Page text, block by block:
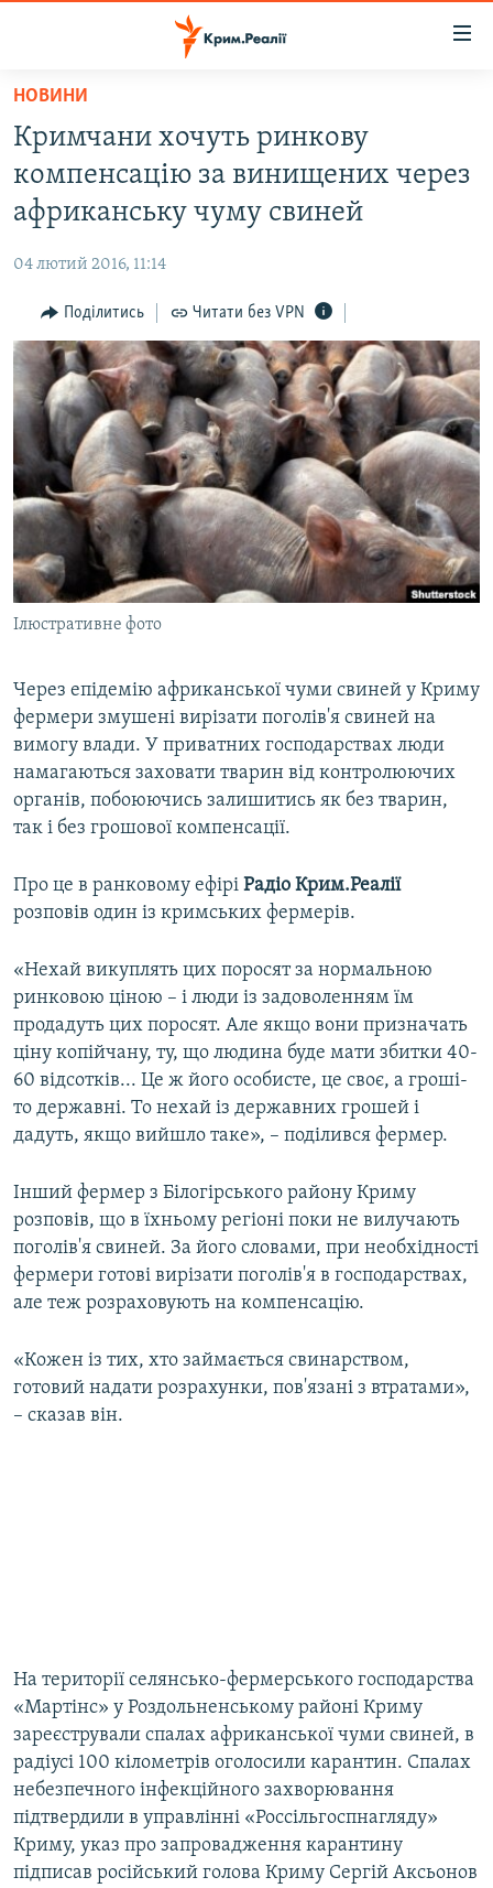
Перейти
основного
матеріалу
Перейти
до
основної
Перейти
до
пошуку
ВОДА.КРИМ
ВІДЕО ТА ФОТО
БЛОГИ
ПОГЛЯД
ІНТЕРВ'Ю
ВСЕ ЗА ДЕНЬ
СПЕЦПРОЕКТИ
ДЕПОРТАЦІЯ
ВІДЕОУРОКИ «ELIFBE»
СВІДЧЕННЯ ОКУПАЦІЇ
УКРАЇНСЬКА ПРОБЛЕМА КРИМУ
ІНФОГРАФІКА
ЯК ОБІЙТИ БЛОКУВАННЯ
Русский
Qırımtatar
ДОЛУЧАЙСЯ!
Усі сайти RFE/RL
НОВИНИ
Кримчани хочуть ринкову
компенсацію за винищених через
африканську чуму свиней
04 лютий 2016, 11:14
Поділитись Читати без VPN
Ілюстративне фото
Через епідемію африканської чуми свиней у Криму
фермери змушені вирізати поголів'я свиней на
вимогу влади. У приватних господарствах люди
намагаються заховати тварин від контролюючих
органів, побоюючись залишитись як без тварин,
так і без грошової компенсації.
Про це в ранковому ефірі Радіо Крим.Реалії
розповів один із кримських фермерів.
«Нехай викуплять цих поросят за нормальною
ринковою ціною – і люди із задоволенням їм
продадуть цих поросят. Але якщо вони призначать
ціну копійчану, ту, що людина буде мати збитки 40-
60 відсотків... Це ж його особисте, це своє, а гроші-
то державні. То нехай із державних грошей і
дадуть, якщо вийшло таке», – поділився фермер.
Інший фермер з Білогірського району Криму
розповів, що в їхньому регіоні поки не вилучають
поголів'я свиней. За його словами, при необхідності
фермери готові вирізати поголів'я в господарствах,
але теж розраховують на компенсацію.
«Кожен із тих, хто займається свинарством,
готовий надати розрахунки, пов'язані з втратами»,
– сказав він.
На території селянсько-фермерського господарства
«Мартінс» у Роздольненському районі Криму
зареєстрували спалах африканської чуми свиней, в
радіусі 100 кілометрів оголосили карантин. Спалах
небезпечного інфекційного захворювання
підтвердили в управлінні «Россільгоспнагляду»
Криму, указ про запровадження карантину
підписав російський голова Криму Сергій Аксьонов